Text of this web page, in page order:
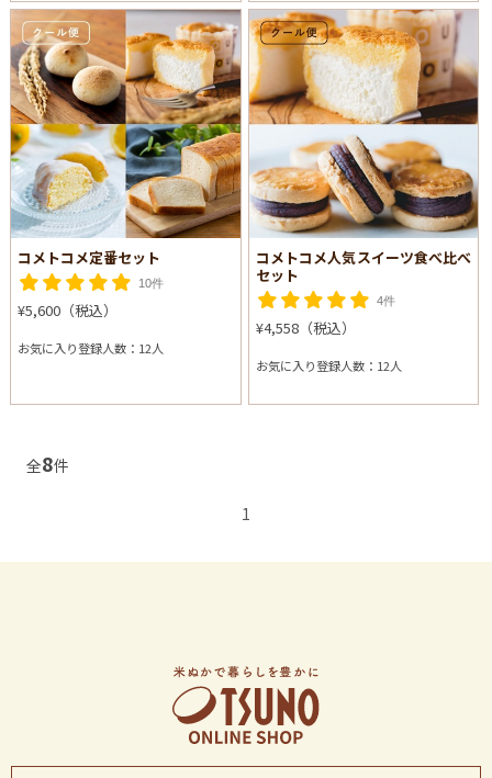
コメトコメ定番セット
10件
¥5,600（税込）
お気に入り登録人数：12人
コメトコメ人気スイーツ食べ比べ
セット
4件
¥4,558（税込）
お気に入り登録人数：12人
全8件
1